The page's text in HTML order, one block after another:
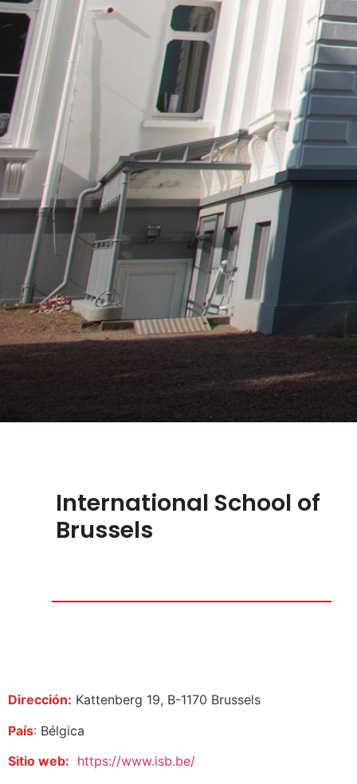
International School of
Brussels
Dirección: Kattenberg 19, B-1170 Brussels
País: Bélgica
Sitio web: https://www.isb.be/